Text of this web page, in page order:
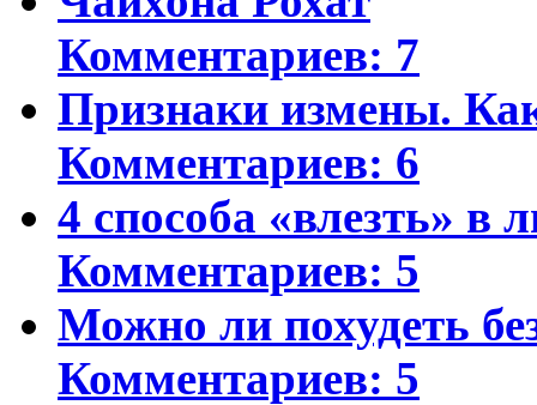
Комментариев: 7
Признаки измены.
Комментариев: 6
4 способа «влезть» в
Комментариев: 5
Можно ли похудеть
Комментариев: 5